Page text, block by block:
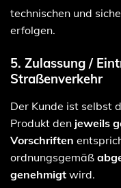
technischen und
erfolgen.
5. Zulassung /
Straßenverkehr
Der Kunde ist selbst
Produkt den jeweils
Vorschriften
ordnungsgemäß
genehmigt wird.